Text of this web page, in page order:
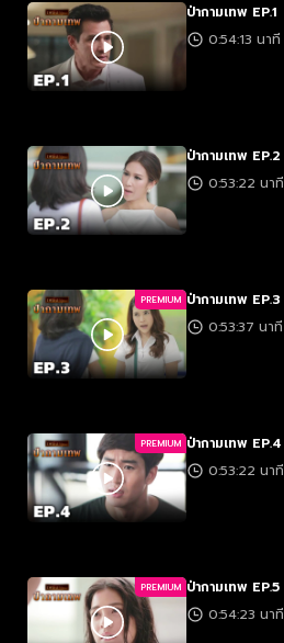
ป่ากามเทพ EP.1
0:54:13 นาที
ป่ากามเทพ EP.2
0:53:22 นาที
PREMIUM ป่ากามเทพ EP.3
0:53:37 นาที
PREMIUM ป่ากามเทพ EP.4
0:53:22 นาที
PREMIUM ป่ากามเทพ EP.5
0:54:23 นาที